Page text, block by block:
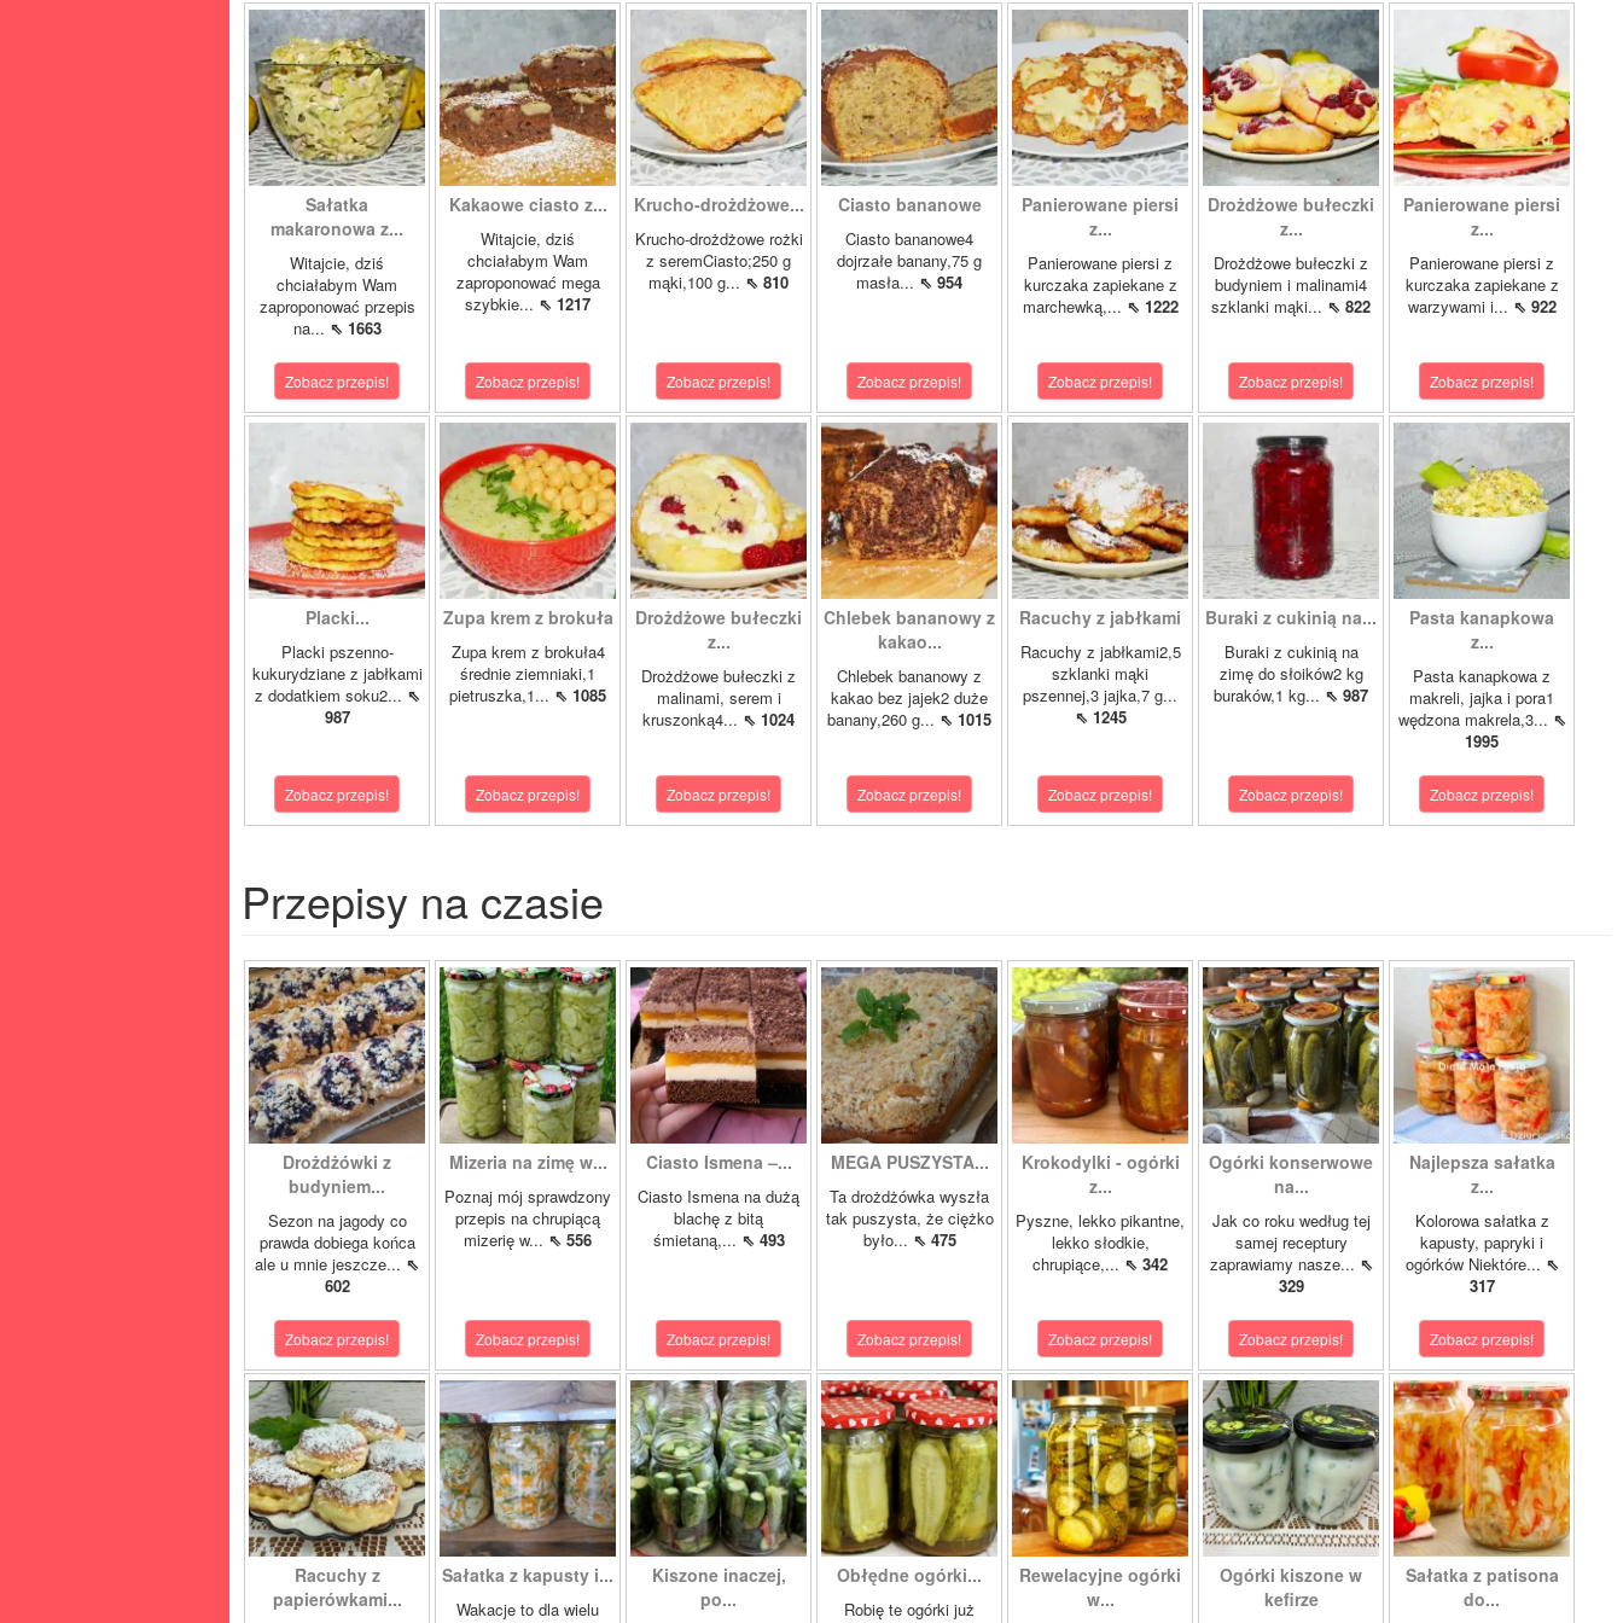
Sałatka
makaronowa z...
Witajcie, dziś
chciałabym Wam
zaproponować przepis
na... ⇖ 1663
Zobacz przepis!
Kakaowe ciasto z...
Witajcie, dziś
chciałabym Wam
zaproponować mega
szybkie... ⇖ 1217
Zobacz przepis!
Krucho-drożdżowe...
Krucho-drożdżowe rożki
z seremCiasto;250 g
mąki,100 g... ⇖ 810
Zobacz przepis!
Ciasto bananowe
Ciasto bananowe4
dojrzałe banany,75 g
masła... ⇖ 954
Zobacz przepis!
Panierowane piersi
z...
Panierowane piersi z
kurczaka zapiekane z
marchewką,... ⇖ 1222
Zobacz przepis!
Drożdżowe bułeczki
z...
Drożdżowe bułeczki z
budyniem i malinami4
szklanki mąki... ⇖ 822
Zobacz przepis!
Panierowane piersi
z...
Panierowane piersi z
kurczaka zapiekane z
warzywami i... ⇖ 922
Zobacz przepis!
Placki...
Placki pszenno-
kukurydziane z jabłkami
z dodatkiem soku2... ⇖
987
Zobacz przepis!
Zupa krem z brokuła
Zupa krem z brokuła4
średnie ziemniaki,1
pietruszka,1... ⇖ 1085
Zobacz przepis!
Drożdżowe bułeczki
z...
Drożdżowe bułeczki z
malinami, serem i
kruszonką4... ⇖ 1024
Zobacz przepis!
Chlebek bananowy z
kakao...
Chlebek bananowy z
kakao bez jajek2 duże
banany,260 g... ⇖ 1015
Zobacz przepis!
Racuchy z jabłkami
Racuchy z jabłkami2,5
szklanki mąki
pszennej,3 jajka,7 g...
⇖ 1245
Zobacz przepis!
Buraki z cukinią na...
Buraki z cukinią na
zimę do słoików2 kg
buraków,1 kg... ⇖ 987
Zobacz przepis!
Pasta kanapkowa
z...
Pasta kanapkowa z
makreli, jajka i pora1
wędzona makrela,3... ⇖
1995
Zobacz przepis!
Przepisy na czasie
Drożdżówki z
budyniem...
Sezon na jagody co
prawda dobiega końca
ale u mnie jeszcze... ⇖
602
Zobacz przepis!
Mizeria na zimę w...
Poznaj mój sprawdzony
przepis na chrupiącą
mizerię w... ⇖ 556
Zobacz przepis!
Ciasto Ismena –...
Ciasto Ismena na dużą
blachę z bitą
śmietaną,... ⇖ 493
Zobacz przepis!
MEGA PUSZYSTA...
Ta drożdżówka wyszła
tak puszysta, że ciężko
było... ⇖ 475
Zobacz przepis!
Krokodylki - ogórki
z...
Pyszne, lekko pikantne,
lekko słodkie,
chrupiące,... ⇖ 342
Zobacz przepis!
Ogórki konserwowe
na...
Jak co roku według tej
samej receptury
zaprawiamy nasze... ⇖
329
Zobacz przepis!
Najlepsza sałatka
z...
Kolorowa sałatka z
kapusty, papryki i
ogórków Niektóre... ⇖
317
Zobacz przepis!
Racuchy z
papierówkami...
Sałatka z kapusty i...
Wakacje to dla wielu
Kiszone inaczej,
po...
Obłędne ogórki...
Robię te ogórki już
Rewelacyjne ogórki
w...
Ogórki kiszone w
kefirze
Sałatka z patisona
do...